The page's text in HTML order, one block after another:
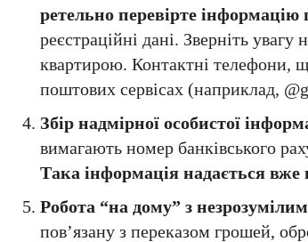
ретельно перевірте
реєстраційні дані. Зверніть
квартирою. Контактні телефони,
поштових сервісах (наприклад,
Збір надмірної особистої
вимагають номер банківського
Така інформація надається
Робота “на дому” з
пов’язану з переказом грошей,